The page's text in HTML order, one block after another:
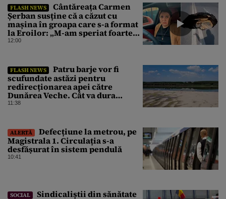
FLASH NEWS
Cântăreața Carmen
Șerban susține că a căzut cu
mașina în groapa care s-a format
la Eroilor: „M-am speriat foarte
tare”
12:00
FLASH NEWS
Patru barje vor fi
scufundate astăzi pentru
redirecționarea apei către
Dunărea Veche. Cât va dura
operațiunea
11:38
ALERTĂ
Defecțiune la metrou, pe
Magistrala 1. Circulația s-a
desfășurat în sistem pendulă
10:41
SOCIAL
Sindicaliștii din sănătate